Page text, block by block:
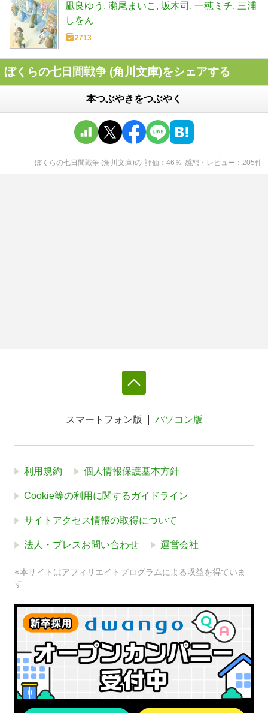
凪良ゆう 瀬尾まいこ 坂木司 一穂ミチ 三浦
しをん
2713
ぼくらの七日間戦争 (角川文庫)をシェアする
本つぶやきをつぶやく
ぼくらの七日間戦争 (角川文庫)の 評価 46 ％ 感想・レビュー 205件
スマートフォン版 パソコン版
利用規約 個人情報保護基本方針
Cookie等の利用に関するガイドライン
サイトアクセス情報の取得について
法人・プレスお問い合わせ 運営会社
※本サイトはアフィリエイトプログラムによる収益を得ていま
す